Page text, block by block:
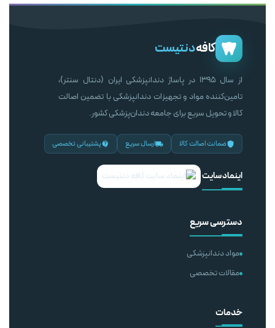
کافهدنتیست
از سال ۱۳۹۵ در پاساژ دندانپزشکی ایران (دنتال سنتر)،
تامین‌کننده مواد و تجهیزات دندانپزشکی با تضمین اصالت
کالا و تحویل سریع برای جامعه دندان‌پزشکی کشور.
ضمانت اصالت کالا ارسال سریع پشتیبانی تخصصی
اینماد سایت
دسترسی سریع
مواد دندانپزشکی
مقالات تخصصی
خدمات